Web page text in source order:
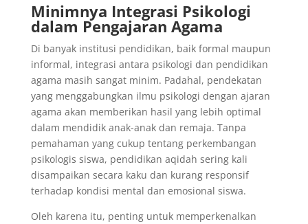
Minimnya Integrasi Psikologi
dalam Pengajaran Agama
Di banyak institusi pendidikan, baik formal maupun
informal, integrasi antara psikologi dan pendidikan
agama masih sangat minim. Padahal, pendekatan
yang menggabungkan ilmu psikologi dengan ajaran
agama akan memberikan hasil yang lebih optimal
dalam mendidik anak-anak dan remaja. Tanpa
pemahaman yang cukup tentang perkembangan
psikologis siswa, pendidikan aqidah sering kali
disampaikan secara kaku dan kurang responsif
terhadap kondisi mental dan emosional siswa.
Oleh karena itu, penting untuk memperkenalkan